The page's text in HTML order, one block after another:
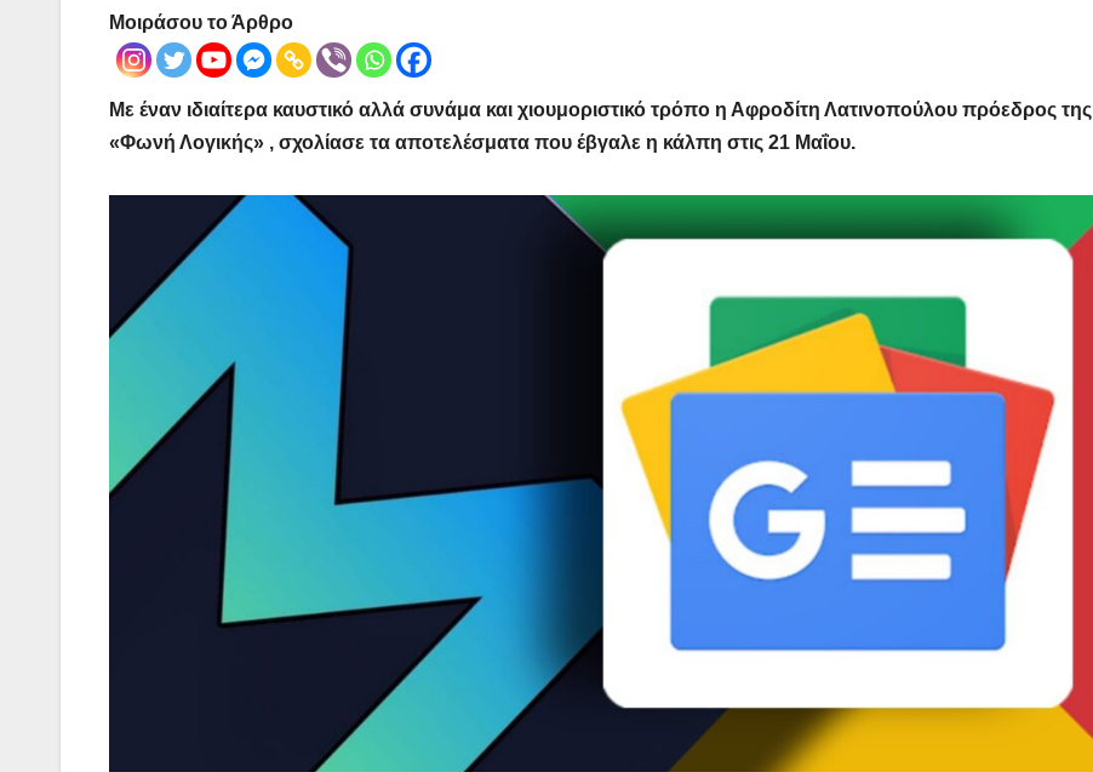
Μοιράσου το Άρθρο
Με έναν ιδιαίτερα καυστικό αλλά συνάμα και χιουμοριστικό τρόπο η Αφροδίτη Λατινοπούλου πρόεδρος της
«Φωνή Λογικής» , σχολίασε τα αποτελέσματα που έβγαλε η κάλπη στις 21 Μαΐου.